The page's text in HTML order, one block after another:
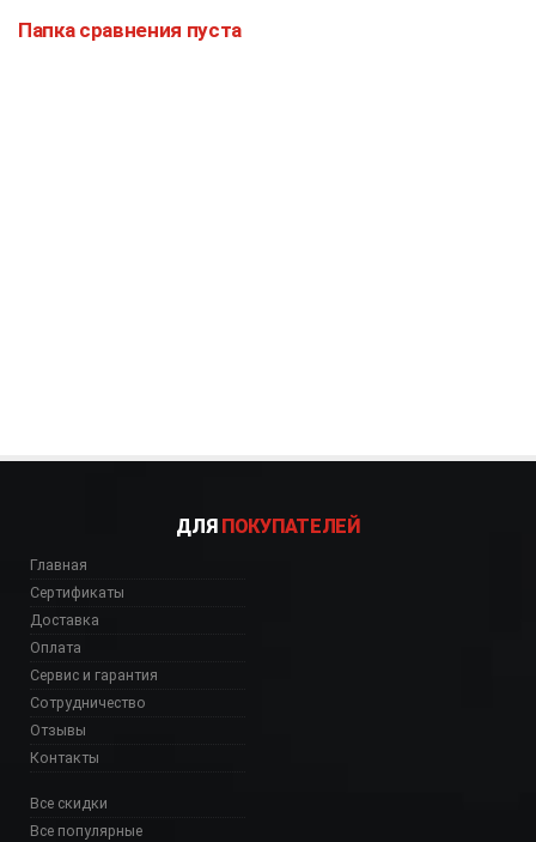
Папка сравнения пуста
ДЛЯ ПОКУПАТЕЛЕЙ
Главная
Сертификаты
Доставка
Оплата
Сервис и гарантия
Сотрудничество
Отзывы
Контакты
Все скидки
Все популярные